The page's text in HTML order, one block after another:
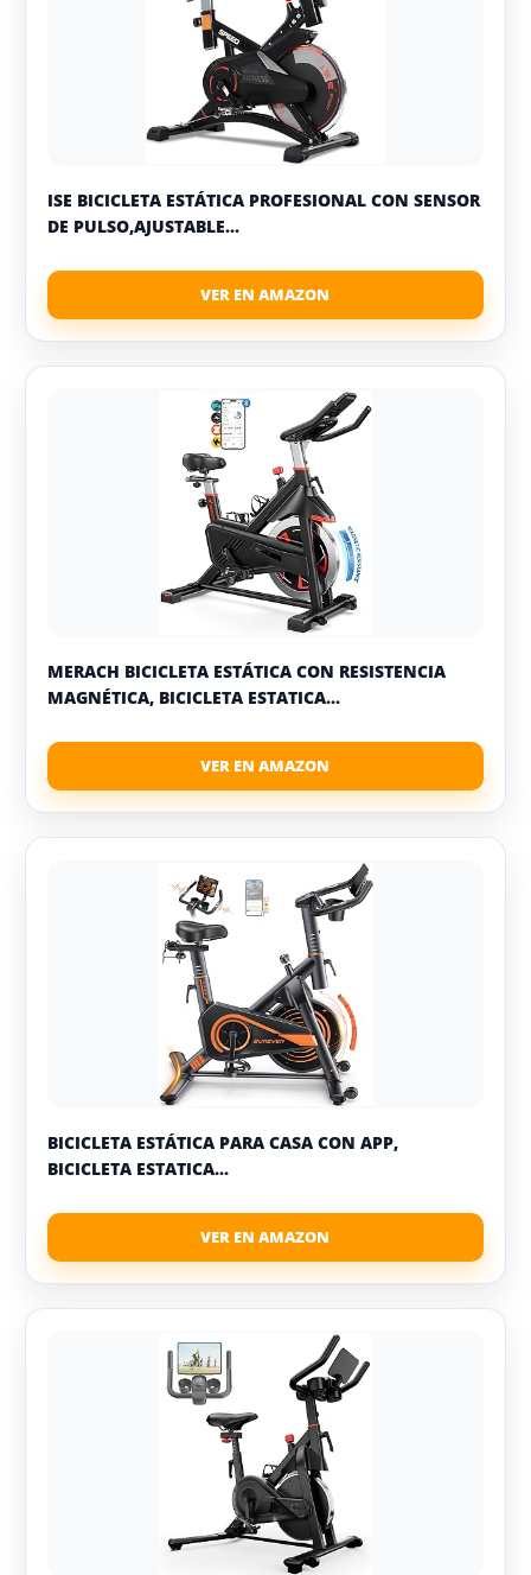
ISE BICICLETA ESTÁTICA PROFESIONAL CON SENSOR
DE PULSO,AJUSTABLE...
MERACH BICICLETA ESTÁTICA CON RESISTENCIA
MAGNÉTICA, BICICLETA ESTATICA...
BICICLETA ESTÁTICA PARA CASA CON APP,
BICICLETA ESTATICA...